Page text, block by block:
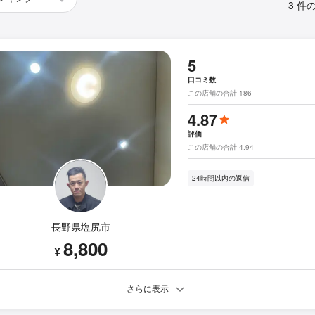
3 件
長野県塩尻市
¥8,800
5
口コミ数
この店舗の合計 186
4.87
評価
この店舗の合計 4.94
24時間以内の返信
さらに表示